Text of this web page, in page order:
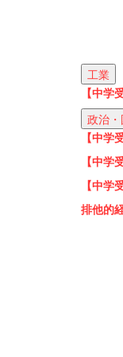
工業
【中
政治
【中
【中
【中
排他的